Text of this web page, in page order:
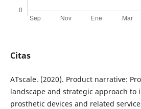
Citas
ATscale. (2020). Product narrative:
landscape and strategic approach to
prosthetic devices and related